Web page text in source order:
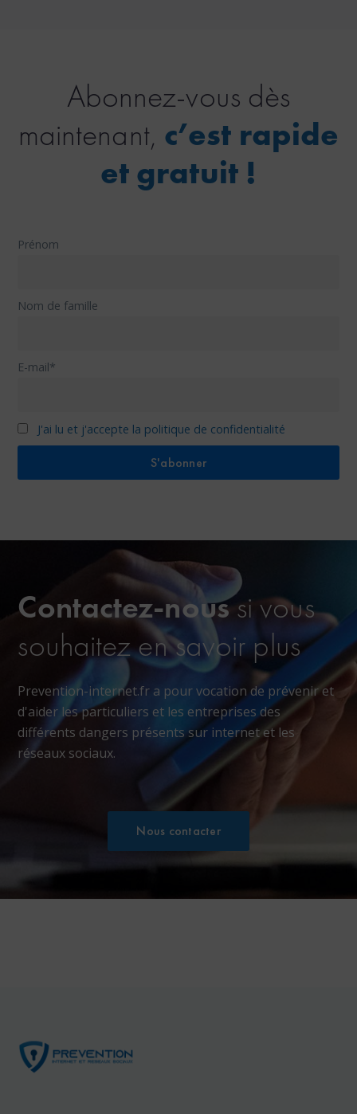
Abonnez-vous dès
maintenant, c’est rapide
et gratuit !
Prénom
Nom de famille
E-mail*
J'ai lu et j'accepte la politique de confidentialité
Contactez-noussi vous
souhaitez en savoir plus
Prevention-internet.fr a pour vocation de prévenir et
d'aider les particuliers et les entreprises des
différents dangers présents sur internet et les
réseaux sociaux.
Nous contacter